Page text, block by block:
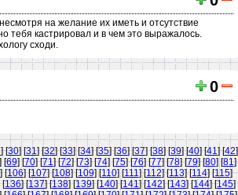
на желание их иметь и отсутствие
тебя кастрировал и в чем это выражалось.
сходи.
0
] [30] [31] [32] [33] [34] [35] [36] [37] [38] [39] [40] [41] [42]
[69] [70] [71] [72] [73] [74] [75] [76] [77] [78] [79] [80] [81]
] [106] [107] [108] [109] [110] [111] [112] [113] [114] [115]
[136] [137] [138] [139] [140] [141] [142] [143] [144] [145]